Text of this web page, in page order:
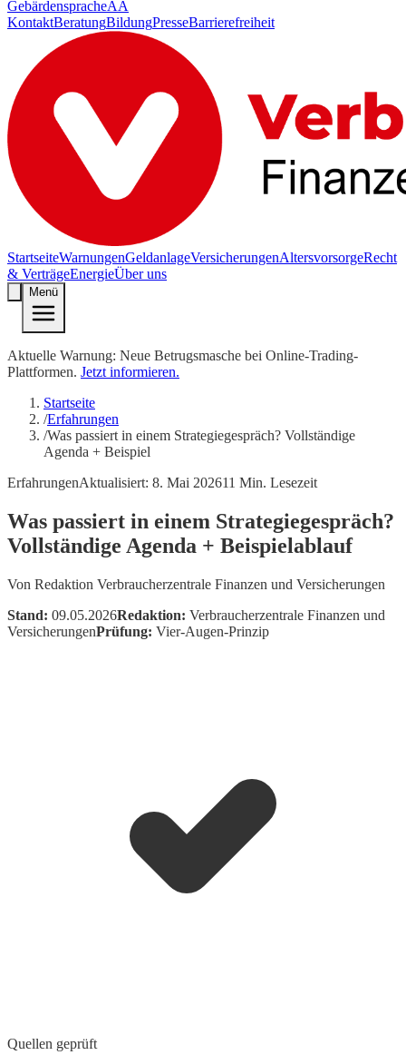
GebärdenspracheAA
KontaktBeratungBildungPresseBarrierefreiheit
StartseiteWarnungenGeldanlageVersicherungenAltersvorsorgeRecht
& VerträgeEnergieÜber uns
Menü
Aktuelle Warnung: Neue Betrugsmasche bei Online-Trading-
Plattformen. Jetzt informieren.
Startseite
/Erfahrungen
/Was passiert in einem Strategiegespräch? Vollständige
Agenda + Beispiel
ErfahrungenAktualisiert: 8. Mai 202611 Min. Lesezeit
Was passiert in einem Strategiegespräch?
Vollständige Agenda + Beispielablauf
Von Redaktion Verbraucherzentrale Finanzen und Versicherungen
Stand: 09.05.2026Redaktion: Verbraucherzentrale Finanzen und
VersicherungenPrüfung: Vier-Augen-Prinzip
Quellen geprüft